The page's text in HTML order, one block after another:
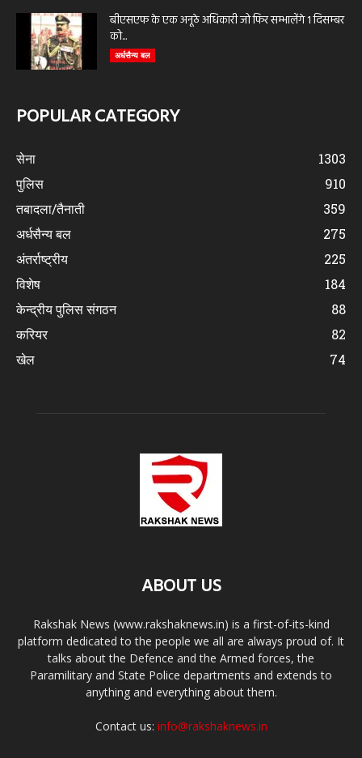
बीएसएफ के एक अनूठे अधिकारी जो फिर सम्भालेंगे 1 दिसम्बर
को...
अर्धसैन्य बल
POPULAR CATEGORY
सेना
1303
पुलिस
910
तबादला/तैनाती
359
अर्धसैन्य बल
275
अंतर्राष्ट्रीय
225
विशेष
184
केन्द्रीय पुलिस संगठन
88
करियर
82
खेल
74
ABOUT US
Rakshak News (www.rakshaknews.in) is a first-of-its-kind
platform dedicated to the people we all are always proud of. It
talks about the Defence and the Armed forces, the
Paramilitary and State Police departments and extends to
anything and everything about them.
Contact us: info@rakshaknews.in